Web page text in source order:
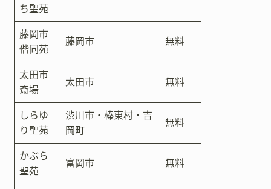
ち聖苑
藤岡市
偕同苑
藤岡市 無料
太田市
斎場
太田市 無料
しらゆ
り聖苑
渋川市・榛東村・吉
岡町
無料
かぶら
聖苑
富岡市 無料